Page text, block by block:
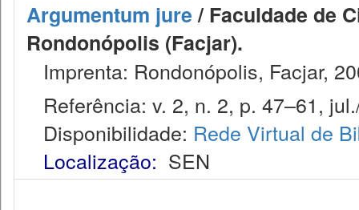
Argumentum jure/ Faculdade de
Rondonópolis (Facjar).
Imprenta: Rondonópolis, Facjar,
Referência: v. 2, n. 2, p. 47–61,
Disponibilidade: Rede Virtual de
Localização: SEN